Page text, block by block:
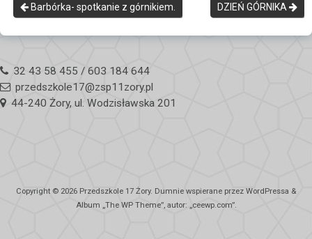
Barbórka- spotkanie z górnikiem. DZIEŃ GÓRNIKA
32 43 58 455 / 603 184 644
przedszkole17@zsp11zory.pl
44-240 Żory, ul. Wodzisławska 201
Copyright © 2026 Przedszkole 17 Żory. Dumnie wspierane przez WordPressa &
Album „ The WPTheme”, autor: „ ceewp.com”.